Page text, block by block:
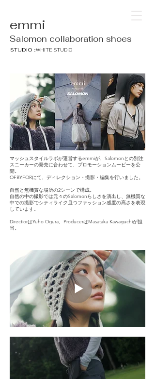
emmi
Salomon collaboration shoes
STUDIO：WHITE STUDIO
マッシュスタイルラボが運営するemmiが、Salomonとの別注
スニーカーの発売に合わせて、プロモーションムービーを公
開。
OFBYFORにて、ディレクション・撮影・編集を行いました。
自然と無機質な場所の2シーンで構成。
自然の中の撮影では元々のSalomonらしさを演出し、無機質な
中での撮影でシティライク且つファッション感度の高さを表現
しています。
DirectiorはYuho Ogura、ProducerはMasataka Kawaguchiが担
当。